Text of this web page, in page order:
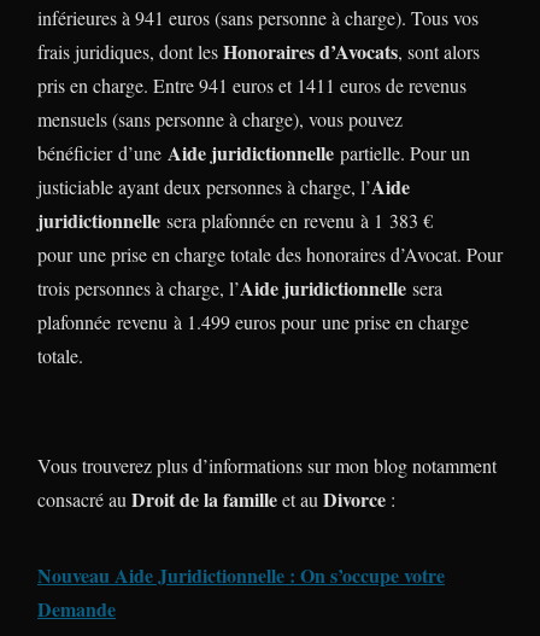
inférieures à 941 euros (sans personne à charge). Tous vos
frais juridiques, dont lesHonoraires d’Avocats, sont alors
pris en charge. Entre 941 euros et 1411 euros de revenus
mensuels (sans personne à charge), vous pouvez
bénéficier d’une Aide juridictionnelle partielle. Pour un
justiciable ayant deux personnes à charge, l’Aide
juridictionnelle sera plafonnée en revenu à 1 383 €
pour une prise en charge totale des honoraires d’Avocat. Pour
trois personnes à charge, l’Aide juridictionnelle sera
plafonnée revenu à 1.499 euros pour une prise en charge
totale.
Vous trouverez plus d’informations sur mon blog notamment
consacré auDroit de la familleet auDivorce :
Nouveau Aide Juridictionnelle : On s’occupe votre
Demande